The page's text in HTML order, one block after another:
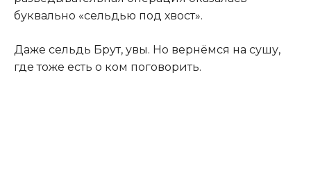
буквально «сельдью под хвост».
Даже сельдь Брут, увы. Но вернёмся на сушу,
где тоже есть о ком поговорить.